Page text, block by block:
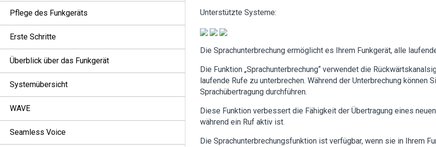
Pflege des Funkgeräts
Erste Schritte
Überblick über das Funkgerät
Systemübersicht
WAVE
Seamless Voice
Unterstützte Systeme:
Die Sprachunterbrechung ermöglicht es Ihrem Funkgerät, alle
Die Funktion „Sprachunterbrechung“ verwendet die
laufende Rufe zu unterbrechen. Während der Unterbrechung können
Sprachübertragung durchführen.
Diese Funktion verbessert die Fähigkeit der Übertragung eines
während ein Ruf aktiv ist.
Die Sprachunterbrechungsfunktion ist verfügbar, wenn sie in Ihrem